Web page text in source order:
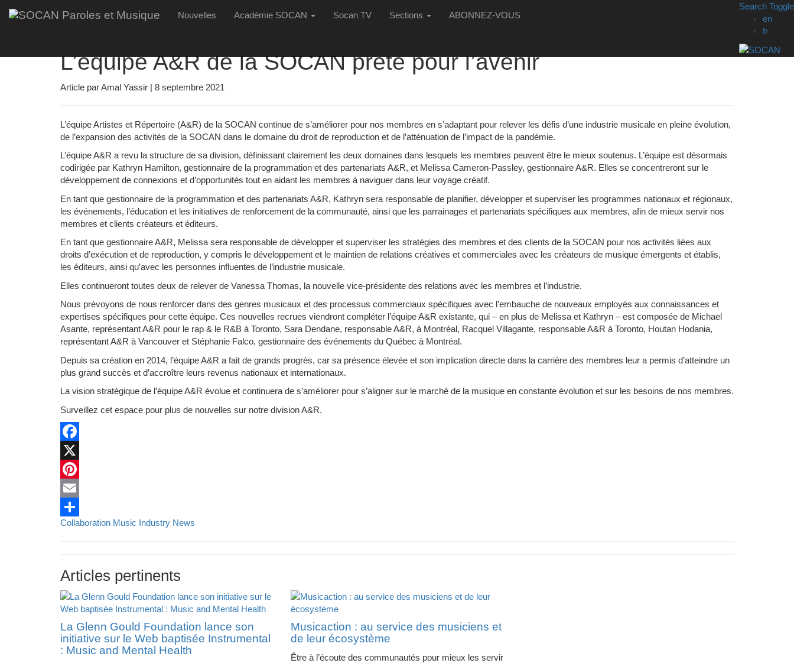
to
Search Toggle
en
fr
Nouvelles Académie SOCAN Socan TV Sections ABONNEZ-VOUS
L’équipe A&R de la SOCAN prête pour l’avenir
Article par Amal Yassir | 8 septembre 2021
L’équipe Artistes et Répertoire (A&R) de la SOCAN continue de s’améliorer pour nos membres en s’adaptant pour relever les défis d’une industrie musicale en pleine évolution,
de l’expansion des activités de la SOCAN dans le domaine du droit de reproduction et de l’atténuation de l’impact de la pandémie.
L’équipe A&R a revu la structure de sa division, définissant clairement les deux domaines dans lesquels les membres peuvent être le mieux soutenus. L’équipe est désormais
codirigée par Kathryn Hamilton, gestionnaire de la programmation et des partenariats A&R, et Melissa Cameron-Passley, gestionnaire A&R. Elles se concentreront sur le
développement de connexions et d’opportunités tout en aidant les membres à naviguer dans leur voyage créatif.
En tant que gestionnaire de la programmation et des partenariats A&R, Kathryn sera responsable de planifier, développer et superviser les programmes nationaux et régionaux,
les événements, l’éducation et les initiatives de renforcement de la communauté, ainsi que les parrainages et partenariats spécifiques aux membres, afin de mieux servir nos
membres et clients créateurs et éditeurs.
En tant que gestionnaire A&R, Melissa sera responsable de développer et superviser les stratégies des membres et des clients de la SOCAN pour nos activités liées aux
droits d’exécution et de reproduction, y compris le développement et le maintien de relations créatives et commerciales avec les créateurs de musique émergents et établis,
les éditeurs, ainsi qu’avec les personnes influentes de l’industrie musicale.
Elles continueront toutes deux de relever de Vanessa Thomas, la nouvelle vice-présidente des relations avec les membres et l’industrie.
Nous prévoyons de nous renforcer dans des genres musicaux et des processus commerciaux spécifiques avec l’embauche de nouveaux employés aux connaissances et
expertises spécifiques pour cette équipe. Ces nouvelles recrues viendront compléter l’équipe A&R existante, qui – en plus de Melissa et Kathryn – est composée de Michael
Asante, représentant A&R pour le rap & le R&B à Toronto, Sara Dendane, responsable A&R, à Montréal, Racquel Villagante, responsable A&R à Toronto, Houtan Hodania,
représentant A&R à Vancouver et Stéphanie Falco, gestionnaire des événements du Québec à Montréal.
Depuis sa création en 2014, l’équipe A&R a fait de grands progrès, car sa présence élevée et son implication directe dans la carrière des membres leur a permis d’atteindre un
plus grand succès et d’accroître leurs revenus nationaux et internationaux.
La vision stratégique de l’équipe A&R évolue et continuera de s’améliorer pour s’aligner sur le marché de la musique en constante évolution et sur les besoins de nos membres.
Surveillez cet espace pour plus de nouvelles sur notre division A&R.
Facebook
X
Pinterest
Email
Partager
Collaboration Music Industry News
Articles pertinents
La Glenn Gould Foundation lance son
initiative sur le Web baptisée Instrumental
: Music and Mental Health
Musicaction : au service des musiciens et
de leur écosystème
Être à l’écoute des communautés pour mieux les servir